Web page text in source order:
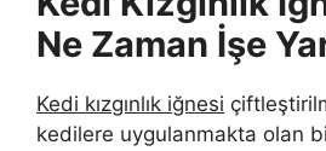
Ne Zaman İşe
Kedi kızgınlık iğnesi
kedilere uygulanmakta olan